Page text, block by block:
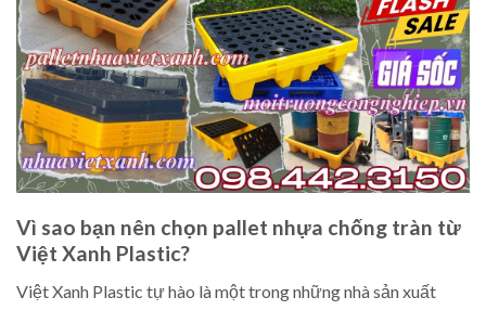
Vì sao bạn nên chọn pallet nhựa chống tràn từ
Việt Xanh Plastic?
Việt Xanh Plastic tự hào là một trong những nhà sản xuất